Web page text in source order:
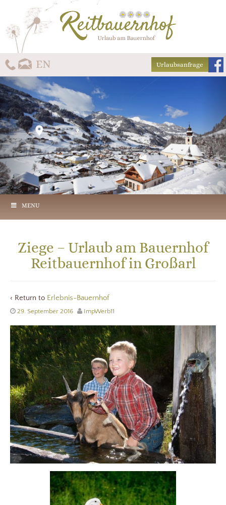
Urlaubsanfrage
MENU
Ziege – Urlaub am Bauernhof
Reitbauernhof in Großarl
‹ Return to Erlebnis-Bauernhof
29. September 2016 ImpWerb11